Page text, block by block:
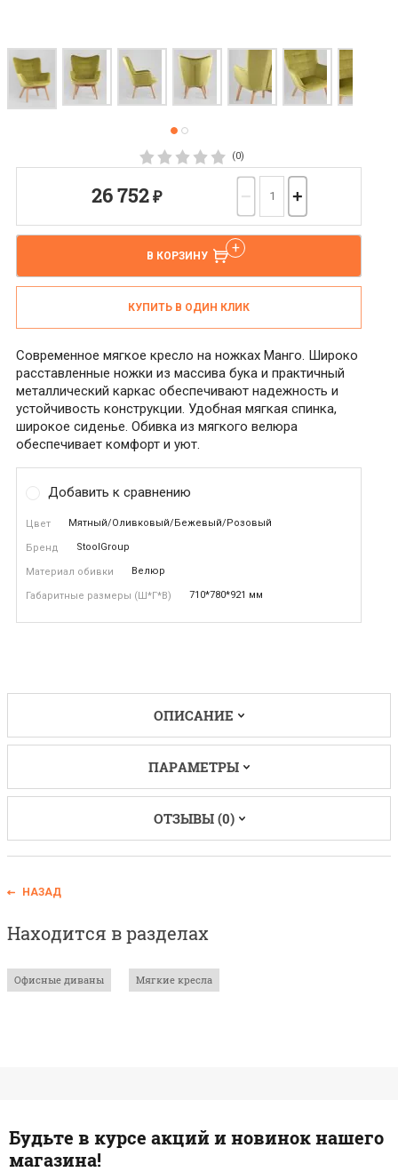
(0)
26 752₽ − +
В КОРЗИНУ
КУПИТЬ В ОДИН КЛИК
Современное мягкое кресло на ножках Манго. Широко
расставленные ножки из массива бука и практичный
металлический каркас обеспечивают надежность и
устойчивость конструкции. Удобная мягкая спинка,
широкое сиденье. Обивка из мягкого велюра
обеспечивает комфорт и уют.
Добавить к сравнению
Цвет Мятный/Оливковый/Бежевый/Розовый
Бренд StoolGroup
Материал обивки Велюр
Габаритные размеры (Ш*Г*В) 710*780*921 мм
ОПИСАНИЕ
ПАРАМЕТРЫ
ОТЗЫВЫ (0)
НАЗАД
Находится в разделах
Офисные диваны Мягкие кресла
Будьте в курсе акций и новинок нашего
магазина!